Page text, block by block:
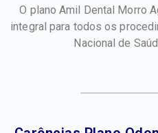
O plano Amil Dental Morro
integral para todos os
Nacional de